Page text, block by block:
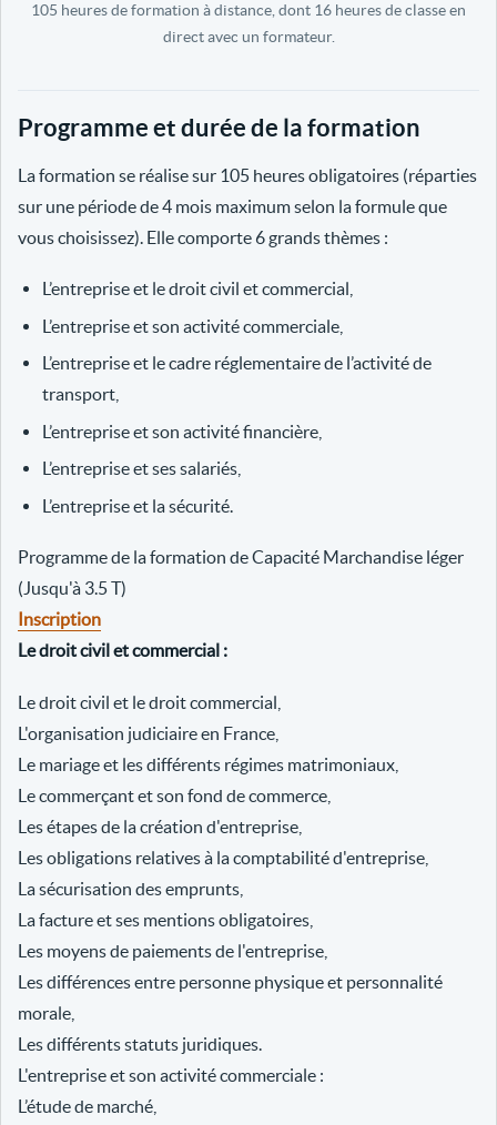
105 heures de formation à distance, dont 16 heures de classe en
direct avec un formateur.
Programme et durée de la formation
La formation se réalise sur 105 heures obligatoires (réparties
sur une période de 4 mois maximum selon la formule que
vous choisissez). Elle comporte 6 grands thèmes :
L’entreprise et le droit civil et commercial,
L’entreprise et son activité commerciale,
L’entreprise et le cadre réglementaire de l’activité de
transport,
L’entreprise et son activité financière,
L’entreprise et ses salariés,
L’entreprise et la sécurité.
Programme de la formation de Capacité Marchandise léger
(Jusqu'à 3.5 T)
Inscription
Le droit civil et commercial :
Le droit civil et le droit commercial,
L'organisation judiciaire en France,
Le mariage et les différents régimes matrimoniaux,
Le commerçant et son fond de commerce,
Les étapes de la création d'entreprise,
Les obligations relatives à la comptabilité d'entreprise,
La sécurisation des emprunts,
La facture et ses mentions obligatoires,
Les moyens de paiements de l'entreprise,
Les différences entre personne physique et personnalité
morale,
Les différents statuts juridiques.
L'entreprise et son activité commerciale :
L’étude de marché,